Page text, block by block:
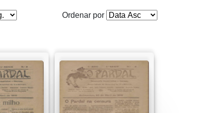
Ordenar por